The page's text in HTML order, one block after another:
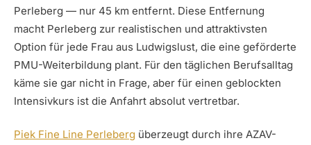
Perleberg — nur 45 km entfernt. Diese Entfernung
macht Perleberg zur realistischen und attraktivsten
Option für jede Frau aus Ludwigslust, die eine geförderte
PMU-Weiterbildung plant. Für den täglichen Berufsalltag
käme sie gar nicht in Frage, aber für einen geblockten
Intensivkurs ist die Anfahrt absolut vertretbar.
Piek Fine Line Perleberg überzeugt durch ihre AZAV-